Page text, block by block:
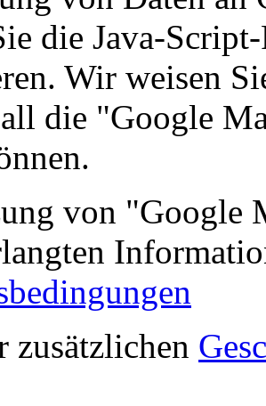
die Java-
Wir weisen
die "Google
von "Google
zusätzlichen